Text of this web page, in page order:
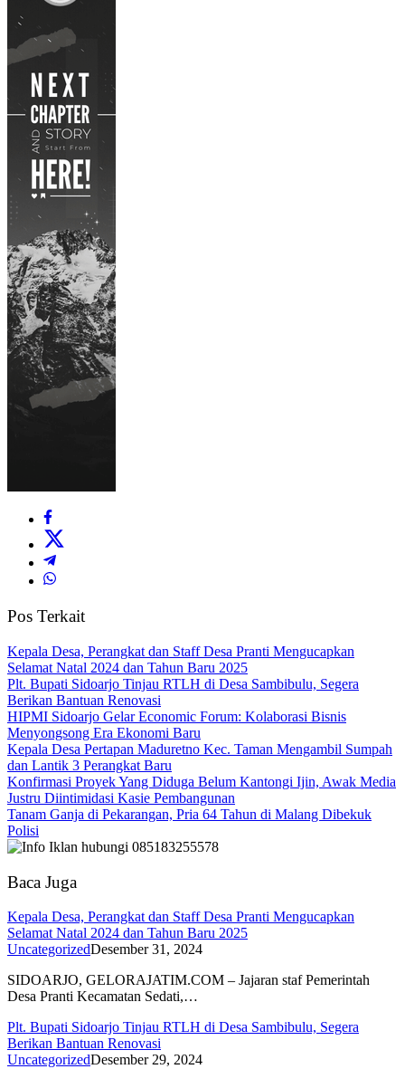
Pos Terkait
Kepala Desa, Perangkat dan Staff Desa Pranti Mengucapkan
Selamat Natal 2024 dan Tahun Baru 2025
Plt. Bupati Sidoarjo Tinjau RTLH di Desa Sambibulu, Segera
Berikan Bantuan Renovasi
HIPMI Sidoarjo Gelar Economic Forum: Kolaborasi Bisnis
Menyongsong Era Ekonomi Baru
Kepala Desa Pertapan Maduretno Kec. Taman Mengambil Sumpah
dan Lantik 3 Perangkat Baru
Konfirmasi Proyek Yang Diduga Belum Kantongi Ijin, Awak Media
Justru Diintimidasi Kasie Pembangunan
Tanam Ganja di Pekarangan, Pria 64 Tahun di Malang Dibekuk
Polisi
Baca Juga
Kepala Desa, Perangkat dan Staff Desa Pranti Mengucapkan
Selamat Natal 2024 dan Tahun Baru 2025
UncategorizedDesember 31, 2024
SIDOARJO, GELORAJATIM.COM – Jajaran staf Pemerintah
Desa Pranti Kecamatan Sedati,…
Plt. Bupati Sidoarjo Tinjau RTLH di Desa Sambibulu, Segera
Berikan Bantuan Renovasi
UncategorizedDesember 29, 2024